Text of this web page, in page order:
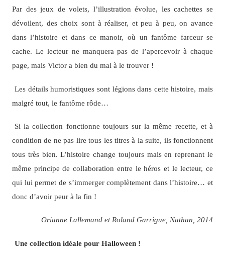
Par des jeux de volets, l’illustration évolue, les cachettes se
dévoilent, des choix sont à réaliser, et peu à peu, on avance
dans l’histoire et dans ce manoir, où un fantôme farceur se
cache. Le lecteur ne manquera pas de l’apercevoir à chaque
page, mais Victor a bien du mal à le trouver !
Les détails humoristiques sont légions dans cette histoire, mais
malgré tout, le fantôme rôde…
Si la collection fonctionne toujours sur la même recette, et à
condition de ne pas lire tous les titres à la suite, ils fonctionnent
tous très bien. L’histoire change toujours mais en reprenant le
même principe de collaboration entre le héros et le lecteur, ce
qui lui permet de s’immerger complètement dans l’histoire… et
donc d’avoir peur à la fin !
Orianne Lallemand et Roland Garrigue, Nathan, 2014
Une collection idéale pour Halloween !